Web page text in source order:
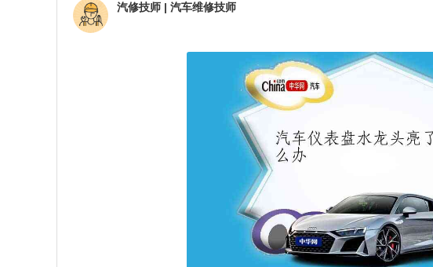
汽修技师 | 汽车维修技师